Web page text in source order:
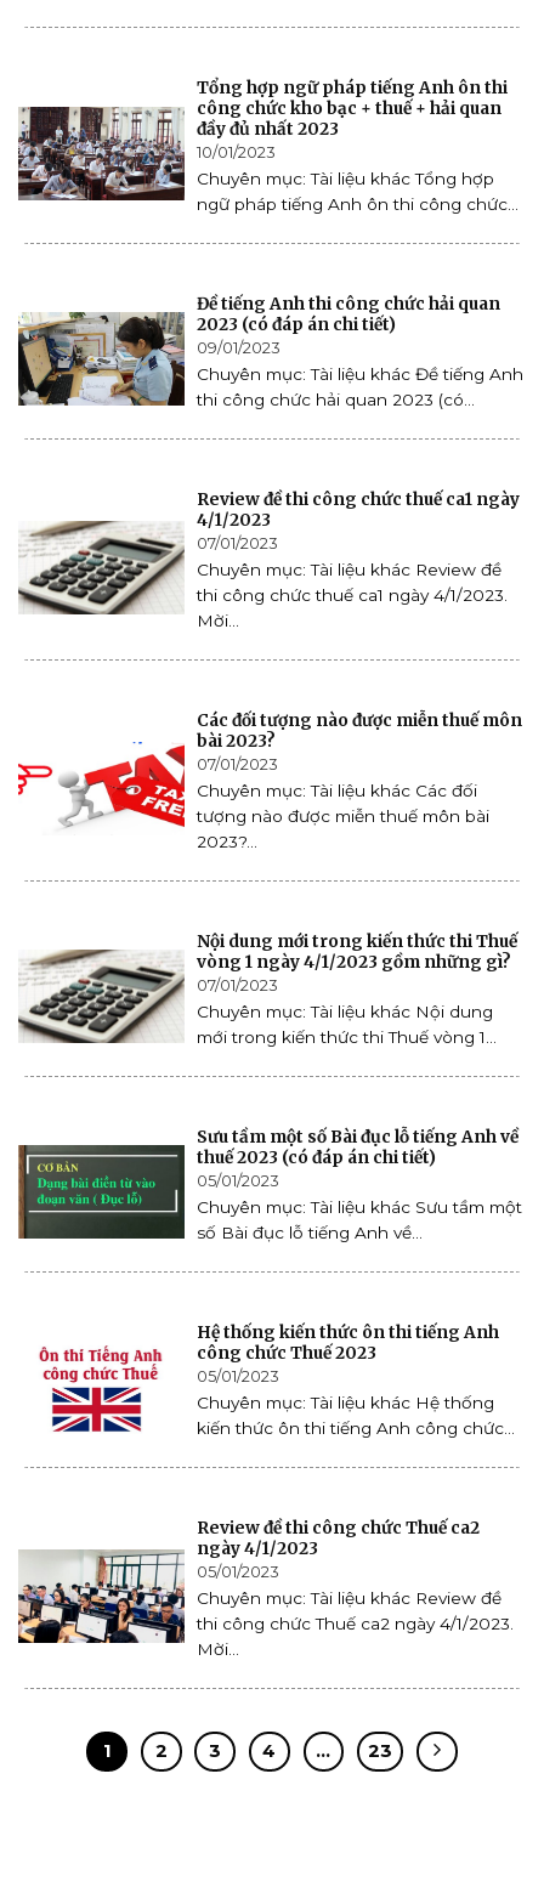
Tổng hợp ngữ pháp tiếng Anh ôn thi
công chức kho bạc + thuế + hải quan
đầy đủ nhất 2023
10/01/2023
Chuyên mục: Tài liệu khác Tổng hợp
ngữ pháp tiếng Anh ôn thi công chức...
Đề tiếng Anh thi công chức hải quan
2023 (có đáp án chi tiết)
09/01/2023
Chuyên mục: Tài liệu khác Đề tiếng Anh
thi công chức hải quan 2023 (có...
Review đề thi công chức thuế ca1 ngày
4/1/2023
07/01/2023
Chuyên mục: Tài liệu khác Review đề
thi công chức thuế ca1 ngày 4/1/2023.
Mời...
Các đối tượng nào được miễn thuế môn
bài 2023?
07/01/2023
Chuyên mục: Tài liệu khác Các đối
tượng nào được miễn thuế môn bài
2023?...
Nội dung mới trong kiến thức thi Thuế
vòng 1 ngày 4/1/2023 gồm những gì?
07/01/2023
Chuyên mục: Tài liệu khác Nội dung
mới trong kiến thức thi Thuế vòng 1...
Sưu tầm một số Bài đục lỗ tiếng Anh về
thuế 2023 (có đáp án chi tiết)
05/01/2023
Chuyên mục: Tài liệu khác Sưu tầm một
số Bài đục lỗ tiếng Anh về...
Hệ thống kiến thức ôn thi tiếng Anh
công chức Thuế 2023
05/01/2023
Chuyên mục: Tài liệu khác Hệ thống
kiến thức ôn thi tiếng Anh công chức...
Review đề thi công chức Thuế ca2
ngày 4/1/2023
05/01/2023
Chuyên mục: Tài liệu khác Review đề
thi công chức Thuế ca2 ngày 4/1/2023.
Mời...
1 2 3 4 … 23